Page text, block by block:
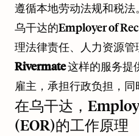
遵循本地劳动法规和税法。
乌干达的Employer of
理法律责任、人力资源
Rivermate这样的服务提
雇主，承担行政负担，同
在乌干达，
(EOR)的工作原理